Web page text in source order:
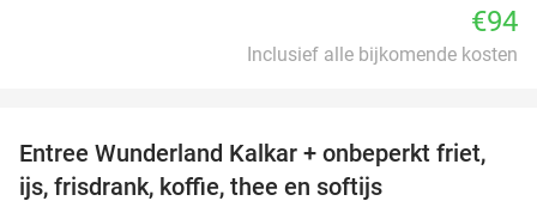
€94
Inclusief alle bijkomende kosten
32%
Entree Wunderland Kalkar + onbeperkt friet,
ijs, frisdrank, koffie, thee en softijs